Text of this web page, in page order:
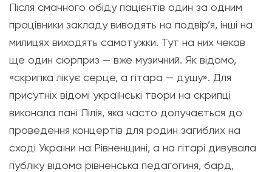
Після смачного обіду пацієнтів один за одним
працівники закладу виводять на подвір’я, інші на
милицях виходять самотужки. Тут на них чекав
ще один сюрприз — вже музичний. Як відомо,
«скрипка лікує серце, а гітара — душу». Для
присутніх відомі українські твори на скрипці
виконала пані Лілія, яка часто долучається до
проведення концертів для родин загиблих на
сході України на Рівненщині, а на гітарі дивувала
публіку відома рівненська педагогиня, бард,